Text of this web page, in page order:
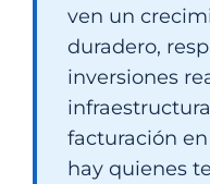
ven un
duradero,
inversiones
facturación
hay quienes